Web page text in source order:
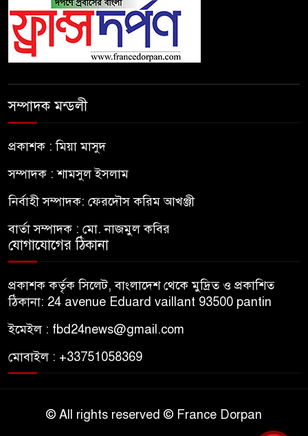
সম্পাদক মন্ডলী
প্রকাশক : মিয়া মাসুদ
সম্পাদক : শামসুল ইসলাম
নির্বাহী সম্পাদক: ফেরদৌস করিম আখঞ্জী
বার্তা সম্পাদক : মো. নাজমুল কবির
যোগাযোগের ঠিকানা
প্রকাশক কর্তৃক সিলেট, বাংলাদেশ থেকে মুদ্রিত ও প্রকাশিত
ঠিকানা: 24 avenue Eduard vaillant 93500 pantin
ইমেইল : fbd24news@gmail.com
মোবাইল : +33751058369
© All rights reserved © France Dorpan